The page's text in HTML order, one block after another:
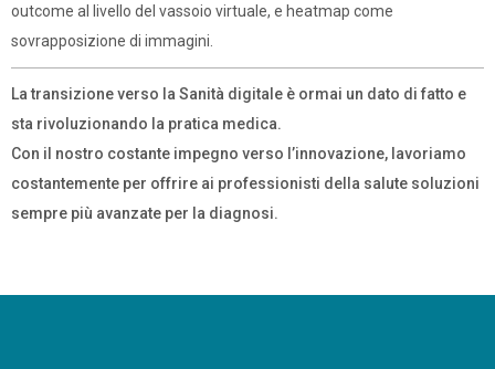
outcome al livello del vassoio virtuale, e heatmap come
sovrapposizione di immagini.
La transizione verso la Sanità digitale è ormai un dato di fatto e
sta rivoluzionando la pratica medica.
Con il nostro costante impegno verso l’innovazione, lavoriamo
costantemente per offrire ai professionisti della salute soluzioni
sempre più avanzate per la diagnosi.